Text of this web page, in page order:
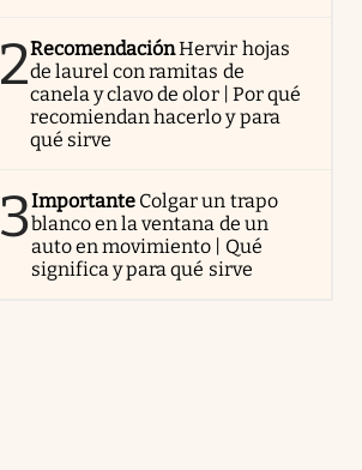
2RecomendaciónHervir hojas
de laurel con ramitas de
canela y clavo de olor | Por qué
recomiendan hacerlo y para
qué sirve
3Importante Colgar un trapo
blanco en la ventana de un
auto en movimiento | Qué
significa y para qué sirve